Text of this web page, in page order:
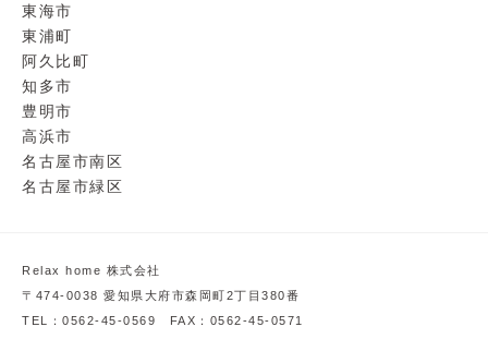
東海市
東浦町
阿久比町
知多市
豊明市
高浜市
名古屋市南区
名古屋市緑区
Relax home 株式会社
〒474-0038 愛知県大府市森岡町2丁目380番
TEL：0562-45-0569 FAX：0562-45-0571